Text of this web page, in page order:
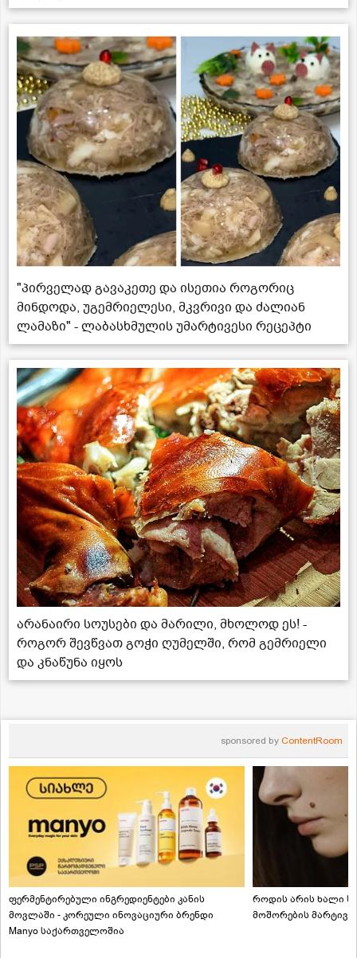
"პირველად გავაკეთე და ისეთია როგორიც
მინდოდა, უგემრიელესი, მკვრივი და ძალიან
ლამაზი" - ლაბასხმულის უმარტივესი რეცეპტი
არანაირი სოუსები და მარილი, მხოლოდ ეს! -
როგორ შევწვათ გოჭი ღუმელში, რომ გემრიელი
და კნაწუნა იყოს
sponsored by ContentRoom
ფერმენტირებული ინგრედიენტები კანის
მოვლაში - კორეული ინოვაციური ბრენდი
Manyo საქართველოშია
როდის არის ხალი
მოშორების